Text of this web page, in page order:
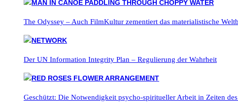
The Odyssey – Auch FilmKultur zementiert das materialistische
Der UN Information Integrity Plan – Regulierung der Wahrheit
Geschützt: Die Notwendigkeit psycho-spiritueller Arbeit in Zeiten